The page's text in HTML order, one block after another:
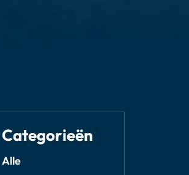
Categorieën
Alle